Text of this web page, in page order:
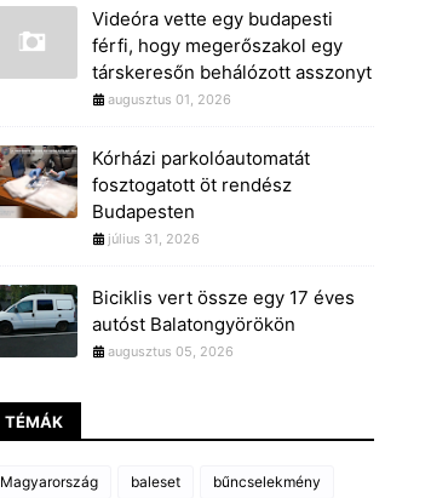
Videóra vette egy budapesti
férfi, hogy megerőszakol egy
társkeresőn behálózott asszonyt
augusztus 01, 2026
Kórházi parkolóautomatát
fosztogatott öt rendész
Budapesten
július 31, 2026
Biciklis vert össze egy 17 éves
autóst Balatongyörökön
augusztus 05, 2026
TÉMÁK
Magyarország baleset bűncselekmény